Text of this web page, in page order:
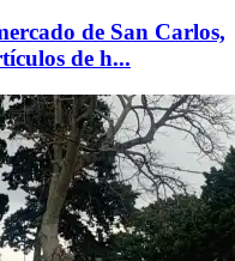
de San Carlos,
de h...